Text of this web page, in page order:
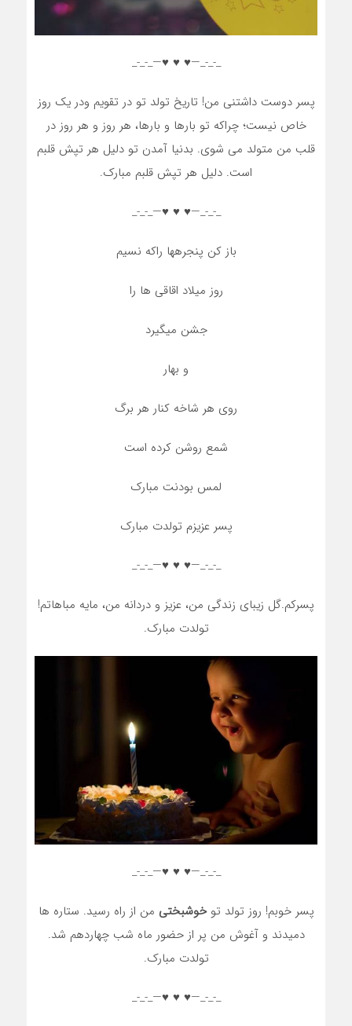
_-_-_—♥️ ♥️ ♥️—_-_-_
پسر دوست داشتنی من! تاریخ تولد تو در تقویم ودر یک روز
خاص نیست؛ چراکه تو بارها و بارها، هر روز و هر روز در
قلب من متولد می شوی. بدنیا آمدن تو دلیل هر تپش قلبم
است. دلیل هر تپش قلبم مبارک.
_-_-_—♥️ ♥️ ♥️—_-_-_
باز کن پنجرهها راکه نسیم
روز میلاد اقاقی ها را
جشن میگیرد
و بهار
روی هر شاخه کنار هر برگ
شمع روشن کرده است
لمس بودنت مبارک
پسر عزیزم تولدت مبارک
_-_-_—♥️ ♥️ ♥️—_-_-_
پسرکم.گل زیبای زندگی من، عزیز و دردانه من، مایه مباهاتم!
تولدت مبارک.
_-_-_—♥️ ♥️ ♥️—_-_-_
پسر خوبم! روز تولد توخوشبختی من از راه رسید. ستاره ها
دمیدند و آغوش من پر از حضور ماه شب چهاردهم شد.
تولدت مبارک.
_-_-_—♥️ ♥️ ♥️—_-_-_